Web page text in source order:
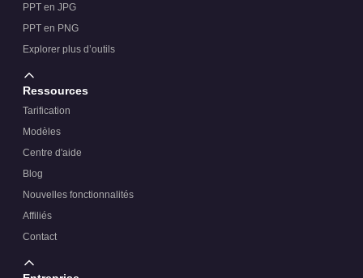
PPT en JPG
PPT en PNG
Explorer plus d’outils
Ressources
Tarification
Modèles
Centre d'aide
Blog
Nouvelles fonctionnalités
Affiliés
Contact